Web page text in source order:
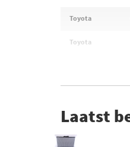
Toyota
Toyota
Laatst